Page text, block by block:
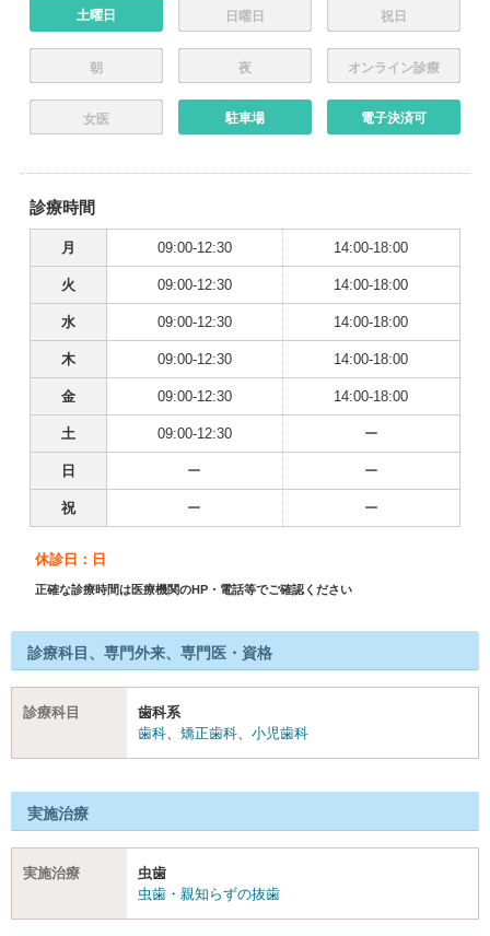
土曜日 日曜日 祝日
朝 夜 オンライン診療
女医 駐車場 電子決済可
診療時間
月 09:00-12:30 14:00-18:00
火 09:00-12:30 14:00-18:00
水 09:00-12:30 14:00-18:00
木 09:00-12:30 14:00-18:00
金 09:00-12:30 14:00-18:00
土 09:00-12:30 ー
日 ー ー
祝 ー ー
休診日：日
正確な診療時間は医療機関のHP・電話等でご確認ください
診療科目、専門外来、専門医・資格
診療科目
歯科系
歯科、 矯正歯科、 小児歯科
実施治療
実施治療
虫歯
虫歯・親知らずの抜歯